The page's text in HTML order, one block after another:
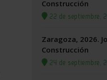
Construcción
22 de septiembre,
Zaragoza, 2026.
Construcción
24 de septiembre,